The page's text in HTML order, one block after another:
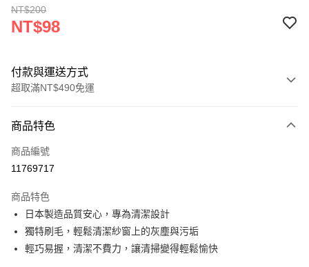
NT$200
NT$98
付款與運送方式
超取滿NT$490免運
信用卡一次付款
信用卡分期付款
合作金庫商業銀行
華南商業銀行
彰化商業銀行
上海商業儲蓄銀行
台北富邦商業銀行
國泰世華商業銀行
兆豐國際商業銀行
6 期 0 利率 每期
華南商業銀行
彰化商業銀行
上海商業儲蓄銀行
台北富邦商業銀行
12 期 0 利率 每期 NT$8
合作金庫商業銀行
第一商業銀行
超商取貨付款
商品特色
商品編號
11769717
商品特色
日本製造品質安心，專為清潔設計
獨特刷毛，輕鬆清潔紗窗上的灰塵與污垢
輕巧易握，清潔不費力，讓清掃變得輕鬆愉快